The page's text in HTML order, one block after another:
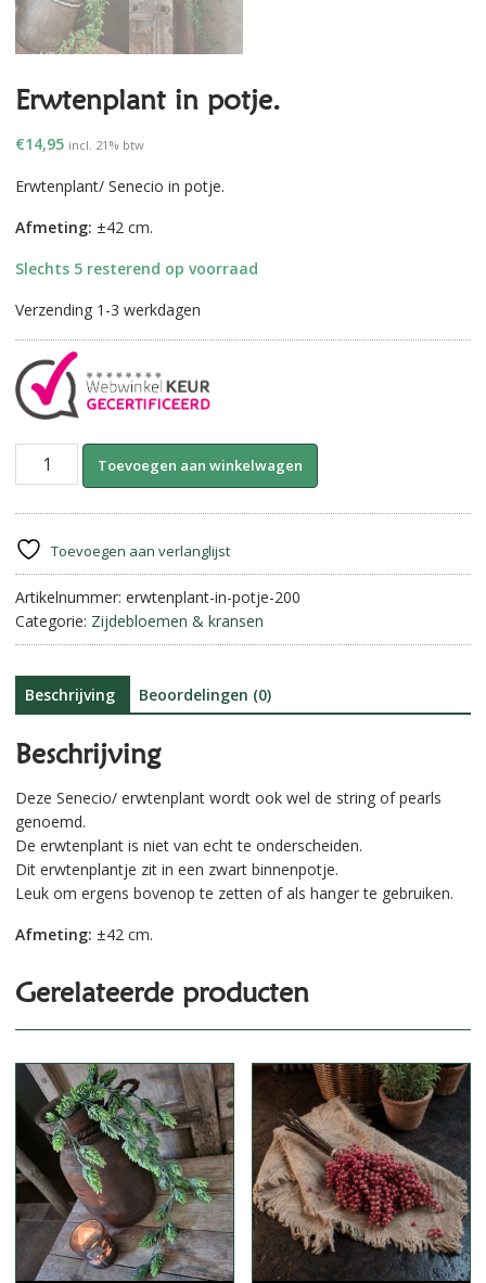
Erwtenplant in potje.
€14,95 incl. 21% btw
Erwtenplant/ Senecio in potje.
Afmeting: ±42 cm.
Slechts 5 resterend op voorraad
Verzending 1-3 werkdagen
Erwtenplant
Toevoegen aan winkelwagen
n
i
:
Toevoegen aan verlanglijst
Artikelnummer: erwtenplant-in-potje-200
Categorie: Zijdebloemen & kransen
Beschrijving Beoordelingen (0)
Beschrijving
Deze Senecio/ erwtenplant wordt ook wel de string of pearls
genoemd.
De erwtenplant is niet van echt te onderscheiden.
Dit erwtenplantje zit in een zwart binnenpotje.
Leuk om ergens bovenop te zetten of als hanger te gebruiken.
Afmeting: ±42 cm.
Gerelateerde producten